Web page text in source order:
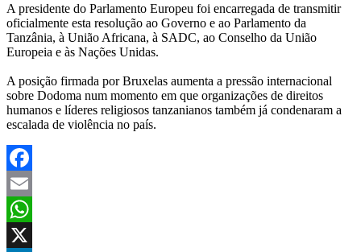
A presidente do Parlamento Europeu foi encarregada de transmitir
oficialmente esta resolução ao Governo e ao Parlamento da
Tanzânia, à União Africana, à SADC, ao Conselho da União
Europeia e às Nações Unidas.
A posição firmada por Bruxelas aumenta a pressão internacional
sobre Dodoma num momento em que organizações de direitos
humanos e líderes religiosos tanzanianos também já condenaram a
escalada de violência no país.
Facebook
Email
WhatsApp